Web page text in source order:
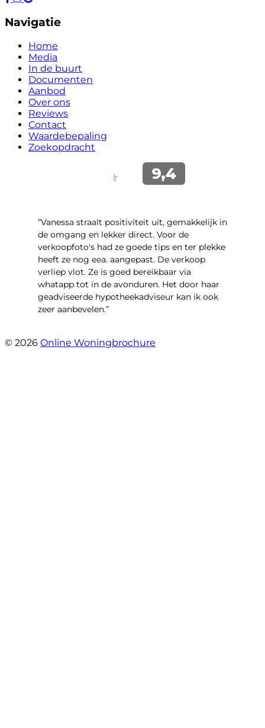
Navigatie
Home
Media
In de buurt
Documenten
Aanbod
Over ons
Reviews
Contact
Waardebepaling
Zoekopdracht
“Vanessa straalt positiviteit uit, gemakkelijk in
de omgang en lekker direct. Voor de
verkoopfoto's had ze goede tips en ter plekke
heeft ze nog eea. aangepast. De verkoop
verliep vlot. Ze is goed bereikbaar via
whatapp tot in de avonduren. Het door haar
geadviseerde hypotheekadviseur kan ik ook
zeer aanbevelen.”
© 2026 Online Woningbrochure